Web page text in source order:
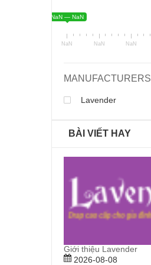
NaN — NaN
NaN NaN NaN
MANUFACTURERS
Lavender
BÀI VIẾT HAY
Hướng dẫn mua hàng
2026-08-08